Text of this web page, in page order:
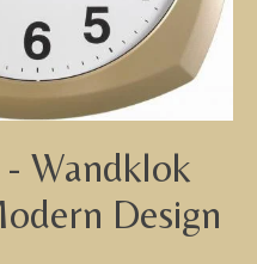
- Wandklok
Design